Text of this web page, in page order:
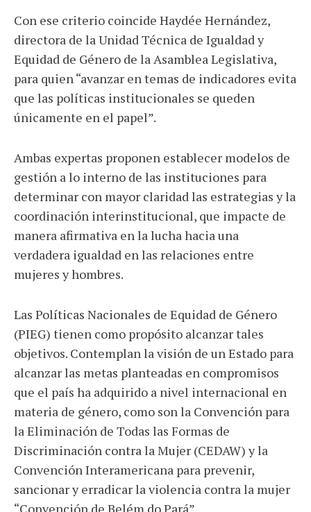
Con ese criterio coincide Haydée Hernández,
directora de la Unidad Técnica de Igualdad y
Equidad de Género de la Asamblea Legislativa,
para quien “avanzar en temas de indicadores evita
que las políticas institucionales se queden
únicamente en el papel”.
Ambas expertas proponen establecer modelos de
gestión a lo interno de las instituciones para
determinar con mayor claridad las estrategias y la
coordinación interinstitucional, que impacte de
manera afirmativa en la lucha hacia una
verdadera igualdad en las relaciones entre
mujeres y hombres.
Las Políticas Nacionales de Equidad de Género
(PIEG) tienen como propósito alcanzar tales
objetivos. Contemplan la visión de un Estado para
alcanzar las metas planteadas en compromisos
que el país ha adquirido a nivel internacional en
materia de género, como son la Convención para
la Eliminación de Todas las Formas de
Discriminación contra la Mujer (CEDAW) y la
Convención Interamericana para prevenir,
sancionar y erradicar la violencia contra la mujer
“Convención de Belém do Pará”.